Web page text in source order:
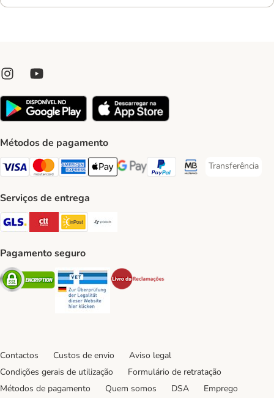
Métodos de pagamento
Visa Payment Method
Mastercard Payment Method
American Express Payment Method
Apple Pay Payment Method
Google Pay Payment Method
PayPal Payment Method
Multibanco Payment
Transferência
Transferência
Serviços de entrega
GLS Shipping Method
CTTExpress Shipping Method
InPost Shipping Method
Pagamento seguro
Security Security
Contactos Custos de envio
Aviso legal
Condições gerais de utilização
Formulário de retratação
Métodos de pagamento
Quem somos DSA Emprego